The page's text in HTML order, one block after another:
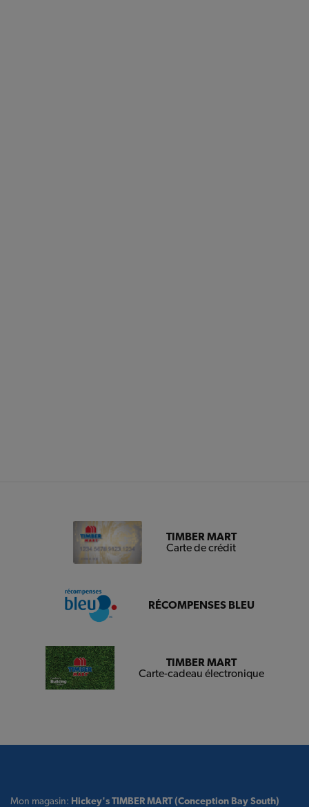
TIMBER MART
Carte de crédit
RÉCOMPENSES BLEU
TIMBER MART
Carte-cadeau électronique
Mon magasin: Hickey's TIMBER MART (Conception Bay South)